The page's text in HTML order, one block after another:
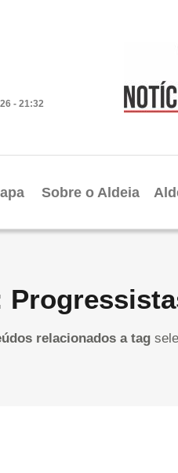
- 21:32
Sobre o Aldeia
relacionados a tag